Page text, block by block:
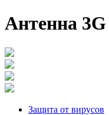
Антенна
Защита от вирусов